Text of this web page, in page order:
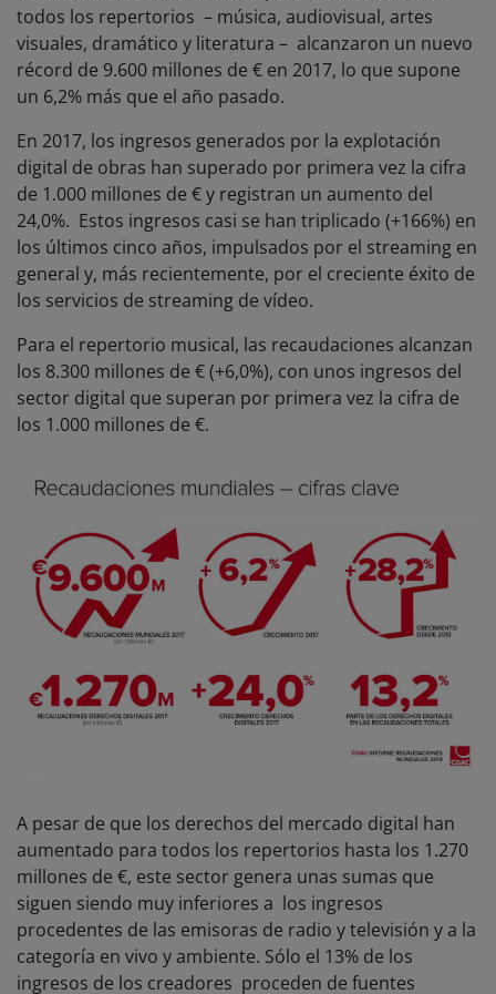
todos los repertorios – música, audiovisual, artes
visuales, dramático y literatura – alcanzaron un nuevo
récord de 9.600 millones de € en 2017, lo que supone
un 6,2% más que el año pasado.
En 2017, los ingresos generados por la explotación
digital de obras han superado por primera vez la cifra
de 1.000 millones de € y registran un aumento del
24,0%. Estos ingresos casi se han triplicado (+166%) en
los últimos cinco años, impulsados por el streaming en
general y, más recientemente, por el creciente éxito de
los servicios de streaming de vídeo.
Para el repertorio musical, las recaudaciones alcanzan
los 8.300 millones de € (+6,0%), con unos ingresos del
sector digital que superan por primera vez la cifra de
los 1.000 millones de €.
A pesar de que los derechos del mercado digital han
aumentado para todos los repertorios hasta los 1.270
millones de €, este sector genera unas sumas que
siguen siendo muy inferiores a los ingresos
procedentes de las emisoras de radio y televisión y a la
categoría en vivo y ambiente. Sólo el 13% de los
ingresos de los creadores proceden de fuentes